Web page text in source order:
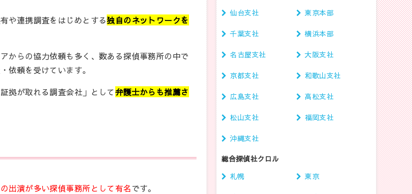
や連携調査をはじめとする独自のネットワークを
からの協力依頼も多く、数ある探偵事務所の中で
依頼を受けています。
拠が取れる調査会社」として弁護士からも推薦さ
出演が多い探偵事務所として有名です。
仙台支社 東京本部
千葉支社 横浜本部
名古屋支社 大阪支社
京都支社 和歌山支社
広島支社 高松支社
松山支社 福岡支社
沖縄支社
総合探偵社クロル
札幌
東京